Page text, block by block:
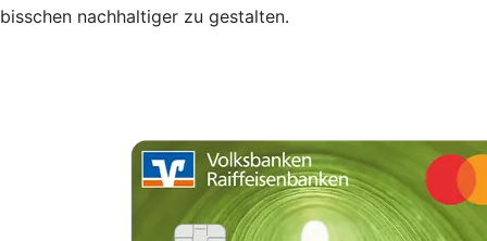
bisschen nachhaltiger zu gestalten.